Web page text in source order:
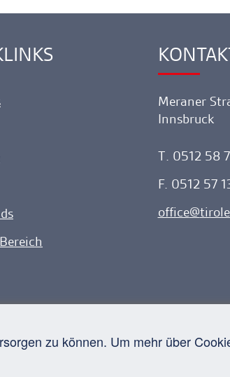
zu können. Um mehr über
Ankerlink
Meraner
Innsbruck
T. 0512 58
F. 0512 57
office
Kontakt Datenschutz Impressum